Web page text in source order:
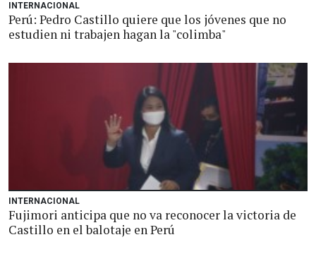
INTERNACIONAL
Perú: Pedro Castillo quiere que los jóvenes que no
estudien ni trabajen hagan la "colimba"
INTERNACIONAL
Fujimori anticipa que no va reconocer la victoria de
Castillo en el balotaje en Perú